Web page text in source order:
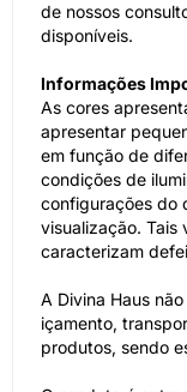
de nossos
disponíveis.
Informações
As cores
apresentar
em função de
condições de
configurações do
visualização. Tais
caracterizam
A Divina Haus
içamento,
produtos, sendo